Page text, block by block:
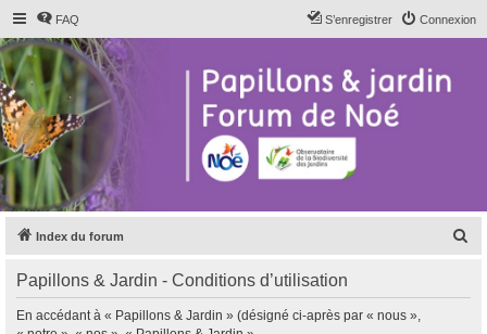
FAQ Connexion
S’enregistrer
Index du forum
Papillons & Jardin - Conditions d’utilisation
En accédant à « Papillons & Jardin » (désigné ci-après par « nous »,